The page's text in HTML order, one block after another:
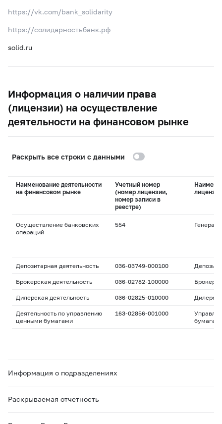
https://vk.com/bank_solidarity
https://солидарностьбанк.рф
solid.ru
Информация о наличии права
(лицензии) на осуществление
деятельности на финансовом рынке
Раскрыть все строки с данными
Наименование деятельности
на финансовом рынке
Учетный номер
(номер лицензии,
номер записи в
реестре)
лицензии
Осуществление банковских
операций
554
Депозитарная деятельность 036-03749-000100
Брокерская деятельность 036-02782-100000
Дилерская деятельность 036-02825-010000
Деятельность по управлению
ценными бумагами
163-02856-001000
Информация о подразделениях
Раскрываемая отчетность